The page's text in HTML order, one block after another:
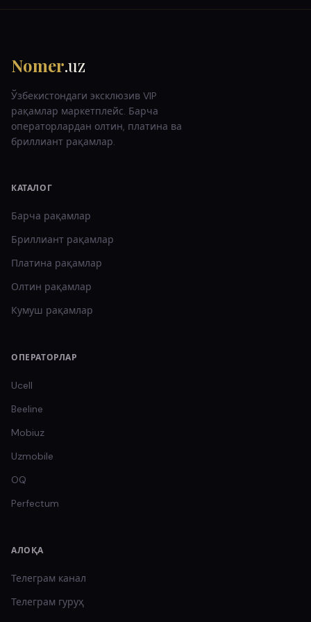
Nomer.uz
Ўзбекистондаги эксклюзив VIP
рақамлар маркетплейс. Барча
операторлардан олтин, платина ва
бриллиант рақамлар.
КАТАЛОГ
Барча рақамлар
Бриллиант рақамлар
Платина рақамлар
Олтин рақамлар
Кумуш рақамлар
ОПЕРАТОРЛАР
Ucell
Beeline
Mobiuz
Uzmobile
OQ
Perfectum
АЛОҚА
Телеграм канал
Телеграм гуруҳ